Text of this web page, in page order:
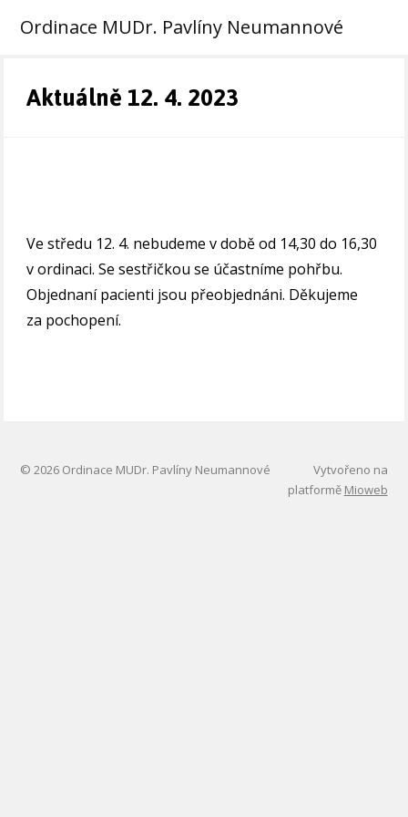
Ordinace MUDr. Pavlíny Neumannové
Aktuálně 12. 4. 2023
Ve středu 12. 4. nebudeme v době od 14,30 do 16,30
v ordinaci. Se sestřičkou se účastníme pohřbu.
Objednaní pacienti jsou přeobjednáni. Děkujeme
za pochopení.
© 2026 Ordinace MUDr. Pavlíny Neumannové
Vytvořeno na
platformě Mioweb